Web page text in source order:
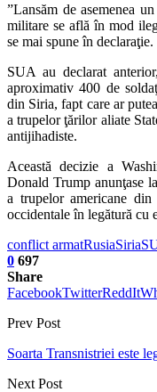
”Lansăm de asemenea
militare se află în mod
se mai spune în declaraţie.
SUA au declarat
aproximativ 400 de
din Siria, fapt care ar
a trupelor ţărilor aliate
antijihadiste.
Această decizie a
Donald Trump anunţase
a trupelor americane
occidentale în legătură cu
conflict armatRusiaSiria
0 697
Share
FacebookTwitterReddIt
Prev Post
Soarta Transnistriei este
Next Post